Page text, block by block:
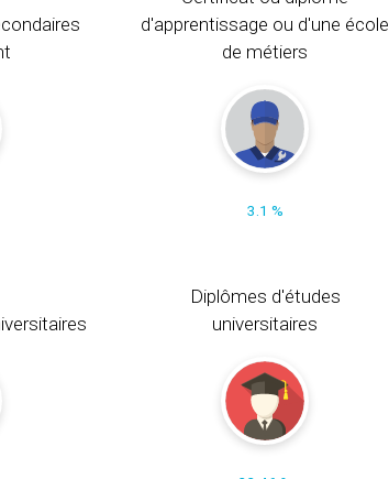
d'apprentissage ou d'une école
de métiers
3.1 %
Diplômes d'études
universitaires